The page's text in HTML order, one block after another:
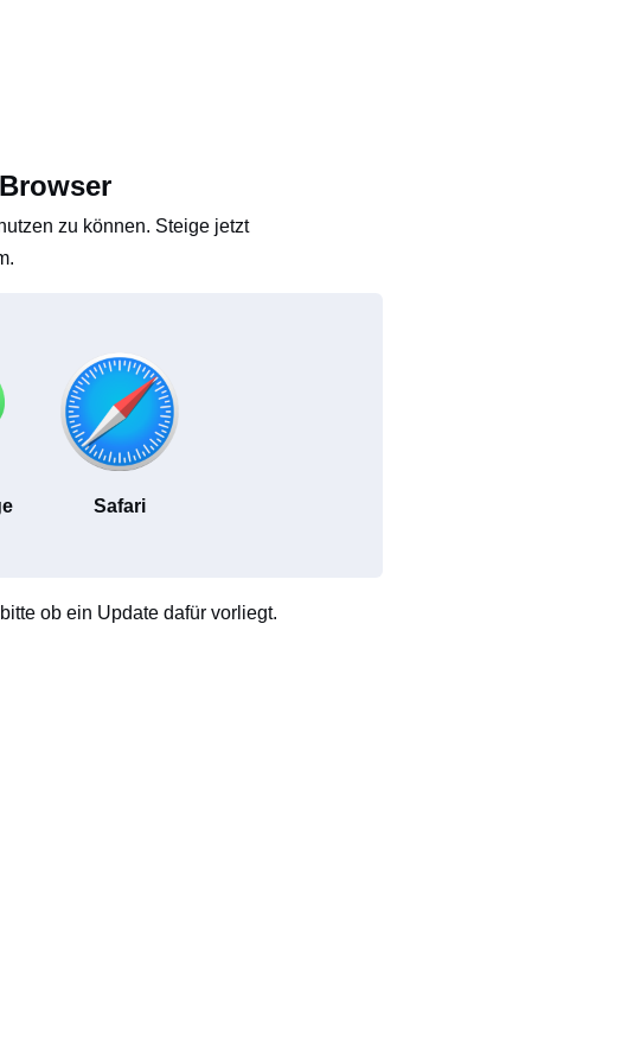
zu können. Steige jetzt
Safari
ob ein Update dafür vorliegt.